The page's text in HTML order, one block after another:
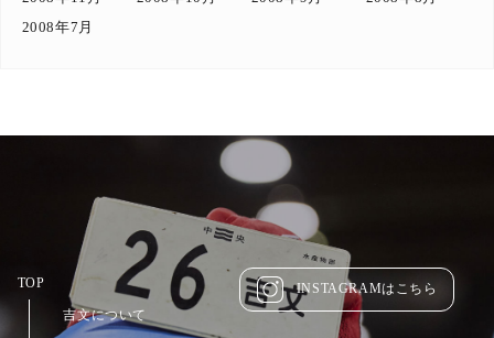
2008年7月
TOP
吉文について
INSTAGRAMはこちら